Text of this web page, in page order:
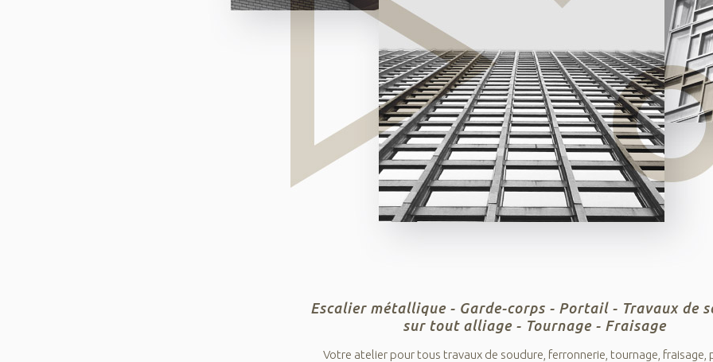
Escalier métallique - Garde-corps - Portail - Travaux de
sur tout alliage - Tournage - Fraisage
Votre atelier pour tous travaux de soudure, ferronnerie, tournage, fraisage,